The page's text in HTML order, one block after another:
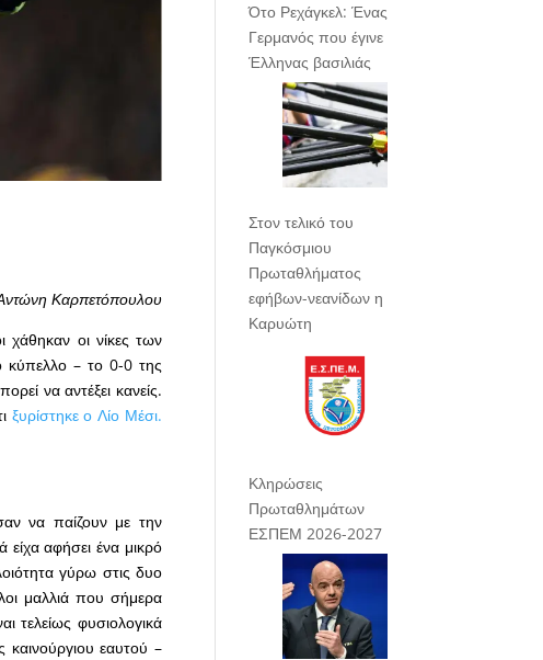
Καρπετόπουλου
οι νίκες των
κύπελλο – το 0-0 της
να αντέξει κανείς.
ξυρίστηκε ο Λίο Μέσι.
να παίζουν με την
είχα αφήσει ένα μικρό
γύρω στις δυο
μαλλιά που σήμερα
τελείως φυσιολογικά
εαυτού –
Ότο Ρεχάγκελ: Ένας
Γερμανός που έγινε
Έλληνας βασιλιάς
Στον τελικό του
Παγκόσμιου
Πρωταθλήματος
εφήβων-νεανίδων η
Καρυώτη
Κληρώσεις
Πρωταθλημάτων
ΕΣΠΕΜ 2026-2027